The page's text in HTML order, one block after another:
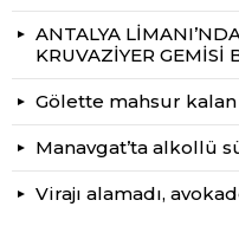
ANTALYA
KRUVAZİYER GEMİSİ
Gölette mahsur kalan
Manavgat’ta alkollü
Virajı alamadı,